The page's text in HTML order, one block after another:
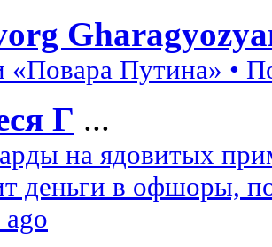
«Повара Путина» •
Г ...
на ядовитых
деньги в офшоры,